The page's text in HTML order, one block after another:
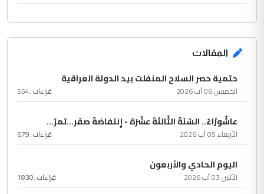
المقالات
حتمية حصر السلاح المنفلت بيد الدولة العراقية
الخميس 06 آب 2026 قراءات :554
عاشُورْاءُ.. السّنَةُ الثّالثةَ عشَرَة - إِنتفاضةُ صفَر…تمرّ...
الأربعاء 05 آب 2026 قراءات :679
اليوم الحادي والأربعون
الأثنين 03 آب 2026 قراءات :1830